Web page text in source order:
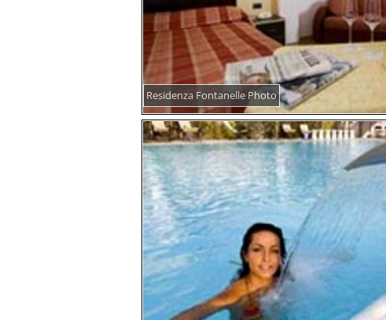
Residenza Fontanelle Photo